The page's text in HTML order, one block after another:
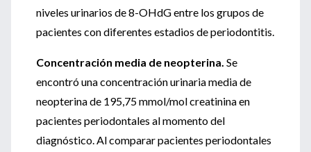
niveles urinarios de 8-OHdG entre los grupos de
pacientes con diferentes estadios de periodontitis.
Concentración media de neopterina. Se
encontró una concentración urinaria media de
neopterina de 195,75 mmol/mol creatinina en
pacientes periodontales al momento del
diagnóstico. Al comparar pacientes periodontales